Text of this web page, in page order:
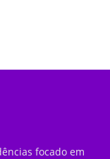
focado em